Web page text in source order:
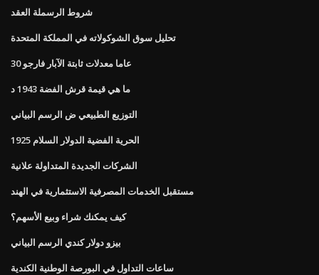
شروط الرسملة العقد
تحليل سوق الشوكولاته في المملكة المتحدة
30 عاما معدلات ثابتة الآبار فارجو
ما هي قيمة قرش الفضة 1943 د
التوزيع الطبيعي ض الرسم البياني
1925 الحرية الفضية الدولار السلام
الشركات الجديدة المتداولة علانية
مستقبل الخدمات المصرفية الاستثمارية في الهند
كيف يمكنك شراء وبيع الأسهم؟
بيزو دولار كندي الرسم البياني
ساعات التداول في البورصة الوطنية الكندية